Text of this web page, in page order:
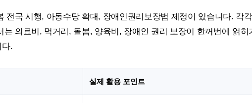
전국 시행, 아동수당 확대, 장애인권리보장법 제정이 있습니다. 각각
의료비, 먹거리, 돌봄, 양육비, 장애인 권리 보장이 한꺼번에 얽히
다.
실제 활용 포인트